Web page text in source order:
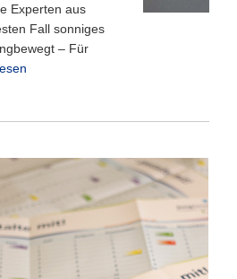
Experten aus
Fall sonniges
– Für